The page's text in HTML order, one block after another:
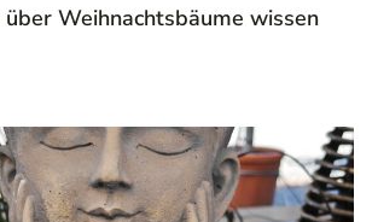
Weihnachtsbäume wissen